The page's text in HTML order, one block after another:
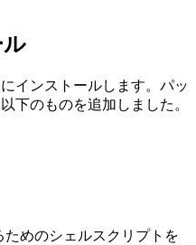
インストールします。パッ
下のものを追加しました。
ためのシェルスクリプトを